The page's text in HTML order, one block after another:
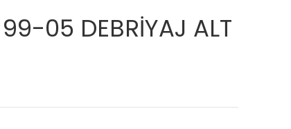
05 DEBRİYAJ ALT